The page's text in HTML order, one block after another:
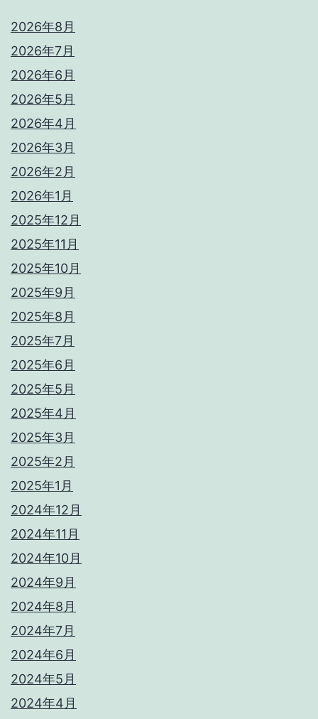
2026年8月
2026年7月
2026年6月
2026年5月
2026年4月
2026年3月
2026年2月
2026年1月
2025年12月
2025年11月
2025年10月
2025年9月
2025年8月
2025年7月
2025年6月
2025年5月
2025年4月
2025年3月
2025年2月
2025年1月
2024年12月
2024年11月
2024年10月
2024年9月
2024年8月
2024年7月
2024年6月
2024年5月
2024年4月